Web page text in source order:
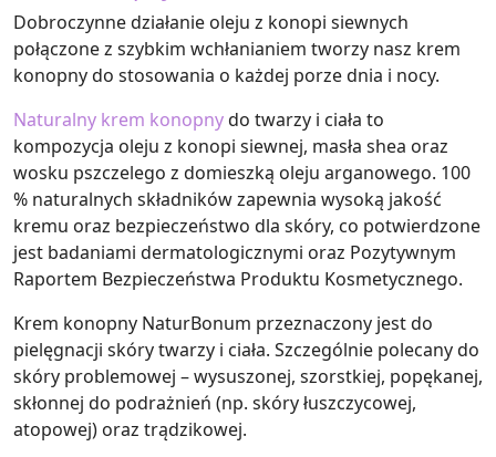
Dobroczynne działanie oleju z konopi siewnych
połączone z szybkim wchłanianiem tworzy nasz krem
konopny do stosowania o każdej porze dnia i nocy.
Naturalny krem konopnydo twarzy i ciała to
kompozycja oleju z konopi siewnej, masła shea oraz
wosku pszczelego z domieszką oleju arganowego. 100
% naturalnych składników zapewnia wysoką jakość
kremu oraz bezpieczeństwo dla skóry, co potwierdzone
jest badaniami dermatologicznymi oraz Pozytywnym
Raportem Bezpieczeństwa Produktu Kosmetycznego.
Krem konopny NaturBonum przeznaczony jest do
pielęgnacji skóry twarzy i ciała. Szczególnie polecany do
skóry problemowej – wysuszonej, szorstkiej, popękanej,
skłonnej do podrażnień (np. skóry łuszczycowej,
atopowej) oraz trądzikowej.